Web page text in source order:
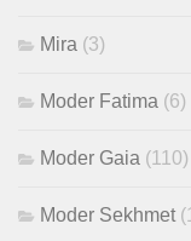
Mira (3)
Moder Fatima (6)
Moder Gaia (110)
Moder Sekhmet